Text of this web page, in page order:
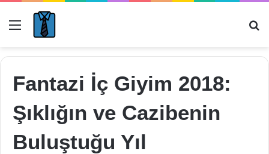
Menü
Fantazi İç Giyim 2018:
Şıklığın ve Cazibenin
Buluştuğu Yıl